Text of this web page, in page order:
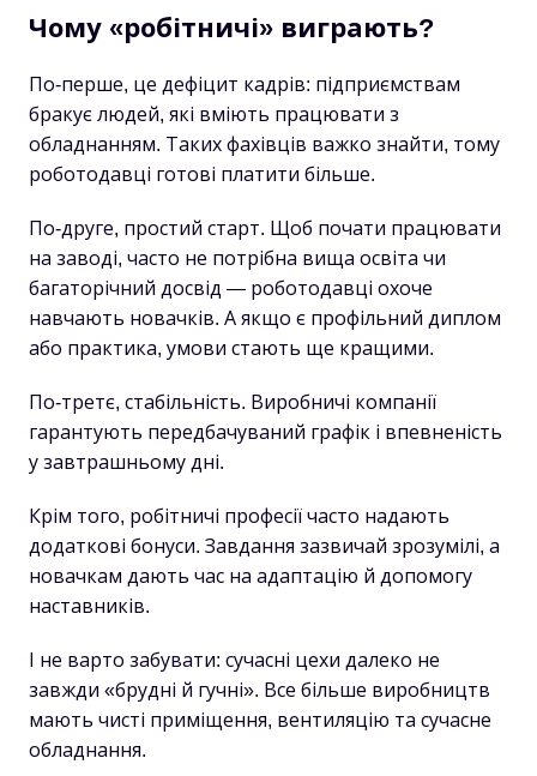
Чому «робітничі» виграють?
По-перше, це дефіцит кадрів: підприємствам
бракує людей, які вміють працювати з
обладнанням. Таких фахівців важко знайти, тому
роботодавці готові платити більше.
По-друге, простий старт. Щоб почати працювати
на заводі, часто не потрібна вища освіта чи
багаторічний досвід — роботодавці охоче
навчають новачків. А якщо є профільний диплом
або практика, умови стають ще кращими.
По-третє, стабільність. Виробничі компанії
гарантують передбачуваний графік і впевненість
у завтрашньому дні.
Крім того, робітничі професії часто надають
додаткові бонуси. Завдання зазвичай зрозумілі, а
новачкам дають час на адаптацію й допомогу
наставників.
І не варто забувати: сучасні цехи далеко не
завжди «брудні й гучні». Все більше виробництв
мають чисті приміщення, вентиляцію та сучасне
обладнання.